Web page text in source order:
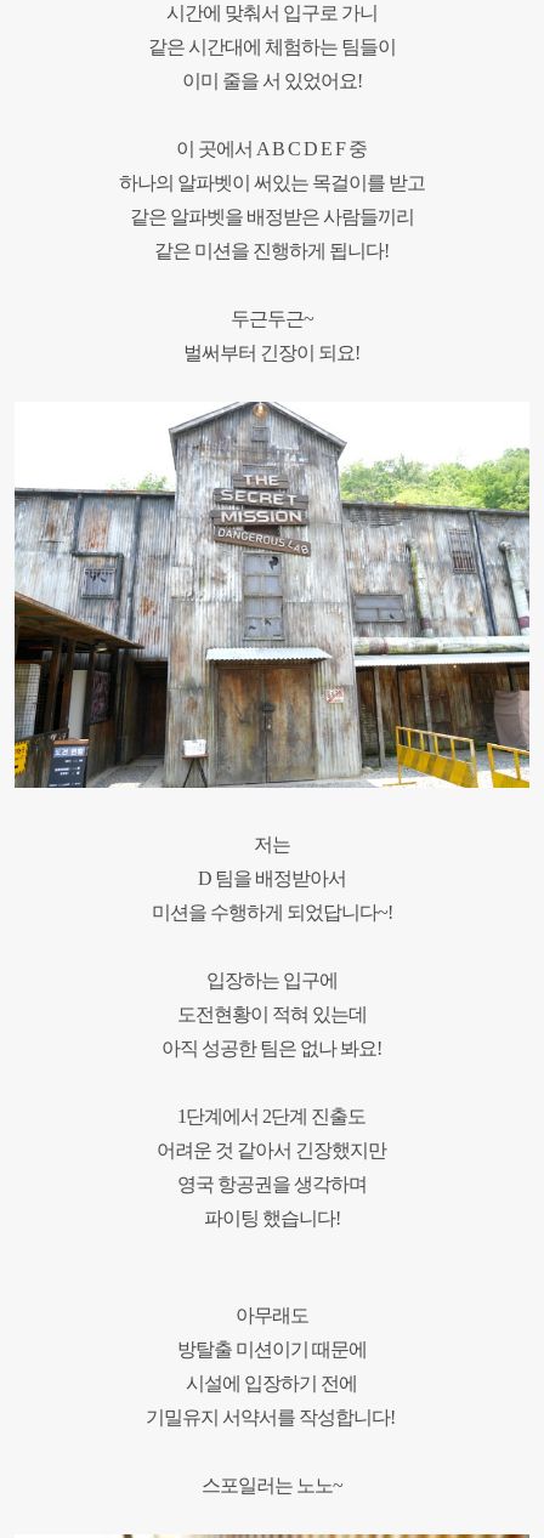
시간에 맞춰서 입구로 가니
같은 시간대에 체험하는 팀들이
이미 줄을 서 있었어요!
이 곳에서 A B C D E F중
하나의 알파벳이 써있는 목걸이를 받고
같은 알파벳을 배정받은 사람들끼리
같은 미션을 진행하게 됩니다!
두근두근~
벌써부터 긴장이 되요!
저는
D 팀을 배정받아서
미션을 수행하게 되었답니다~!
입장하는 입구에
도전현황이 적혀 있는데
아직 성공한 팀은 없나 봐요!
1단계에서 2단계 진출도
어려운 것 같아서 긴장했지만
영국 항공권을 생각하며
파이팅 했습니다!
아무래도
방탈출 미션이기 때문에
시설에 입장하기 전에
기밀유지 서약서를 작성합니다!
스포일러는 노노~